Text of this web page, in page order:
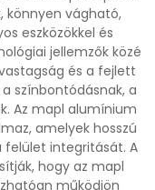
könnyen vágható,
eszközökkel és
jellemzők közé
és a fejlett
színbontódásnak, a
Az mapl alumínium
amelyek hosszú
felület integritását. A
hogy az mapl
működjön